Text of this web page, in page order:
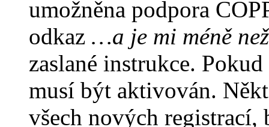
umožněna podpora
odkaz …a je mi méně
zaslané instrukce.
musí být aktivován.
všech nových